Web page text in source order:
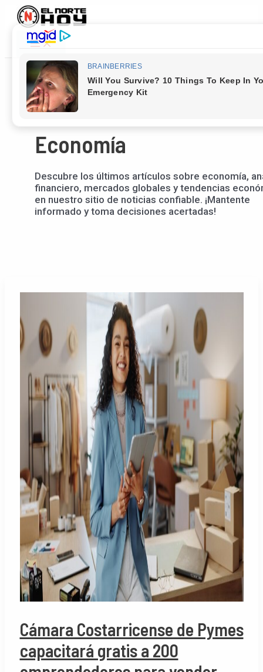
contenido
Main
Menu
Economía
Descubre los últimos artículos sobre economía,
financiero, mercados globales y tendencias
en nuestro sitio de noticias confiable. ¡Mantente
informado y toma decisiones acertadas!
Cámara Costarricense de Pymes
capacitará gratis a 200
Paginación
de
entradas